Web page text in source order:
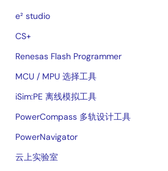
e² studio
CS+
Renesas Flash Programmer
MCU / MPU 选择工具
iSim:PE 离线模拟工具
PowerCompass 多轨设计工具
PowerNavigator
云上实验室